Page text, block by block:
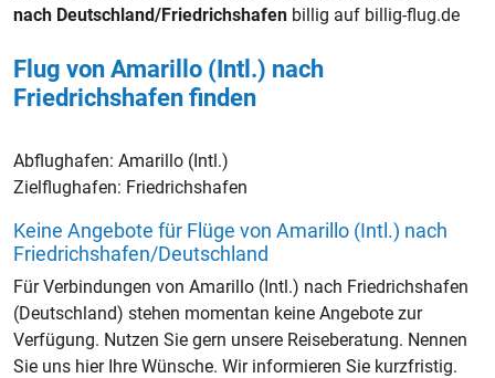
nach Deutschland/Friedrichshafen billig auf billig-flug.de
Flug von Amarillo (Intl.) nach
Friedrichshafen finden
Abflughafen: Amarillo (Intl.)
Zielflughafen: Friedrichshafen
Keine Angebote für Flüge von Amarillo (Intl.) nach
Friedrichshafen/Deutschland
Für Verbindungen von Amarillo (Intl.) nach Friedrichshafen
(Deutschland) stehen momentan keine Angebote zur
Verfügung. Nutzen Sie gern unsere Reiseberatung. Nennen
Sie uns hier Ihre Wünsche. Wir informieren Sie kurzfristig.